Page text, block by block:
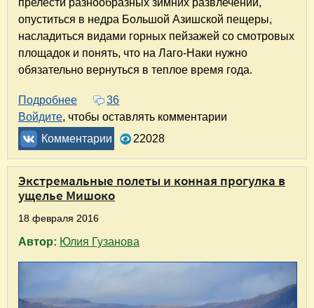
прелести разнообразных зимних развлечений,
опуститься в недра Большой Азишской пещеры,
насладиться видами горных пейзажей со смотровых
площадок и понять, что на Лаго-Наки нужно
обязательно вернуться в теплое время года.
Подробнее о Лаго-Наки зимой
36
Войдите, чтобы оставлять комментарии
Комментарии
22028
Экстремальные полеты и конная прогулка в
ущелье Мишоко
18 февраля 2016
Автор: Юлия Гузанова